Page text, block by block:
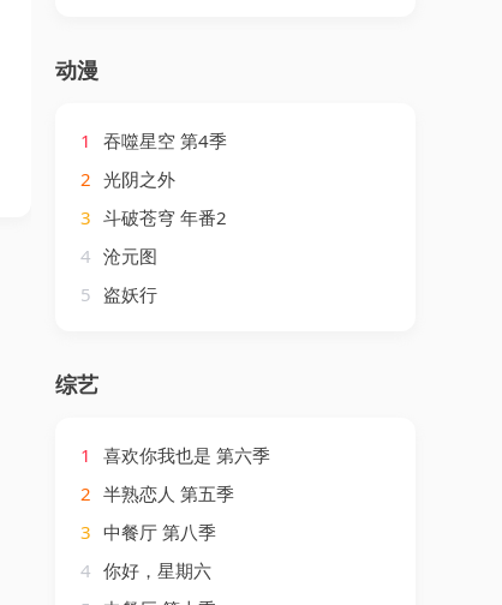
动漫
1
吞噬星空 第4季
2 光阴之外
3 斗破苍穹 年番2
4 沧元图
5 盗妖行
综艺
1
喜欢你我也是 第六季
2 半熟恋人 第五季
3 中餐厅 第八季
4 你好，星期六